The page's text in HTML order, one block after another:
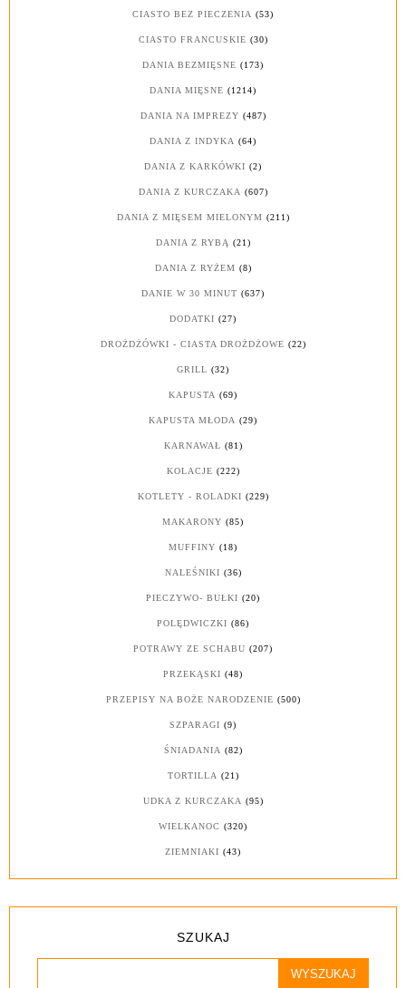
CIASTO BEZ PIECZENIA (53)
CIASTO FRANCUSKIE (30)
DANIA BEZMIĘSNE (173)
DANIA MIĘSNE (1214)
DANIA NA IMPREZY (487)
DANIA Z INDYKA (64)
DANIA Z KARKÓWKI (2)
DANIA Z KURCZAKA (607)
DANIA Z MIĘSEM MIELONYM (211)
DANIA Z RYBĄ (21)
DANIA Z RYŻEM (8)
DANIE W 30 MINUT (637)
DODATKI (27)
DROŻDŻÓWKI - CIASTA DROŻDŻOWE (22)
GRILL (32)
KAPUSTA (69)
KAPUSTA MŁODA (29)
KARNAWAŁ (81)
KOLACJE (222)
KOTLETY - ROLADKI (229)
MAKARONY (85)
MUFFINY (18)
NALEŚNIKI (36)
PIECZYWO- BUŁKI (20)
POLĘDWICZKI (86)
POTRAWY ZE SCHABU (207)
PRZEKĄSKI (48)
PRZEPISY NA BOŻE NARODZENIE (500)
SZPARAGI (9)
ŚNIADANIA (82)
TORTILLA (21)
UDKA Z KURCZAKA (95)
WIELKANOC (320)
ZIEMNIAKI (43)
SZUKAJ